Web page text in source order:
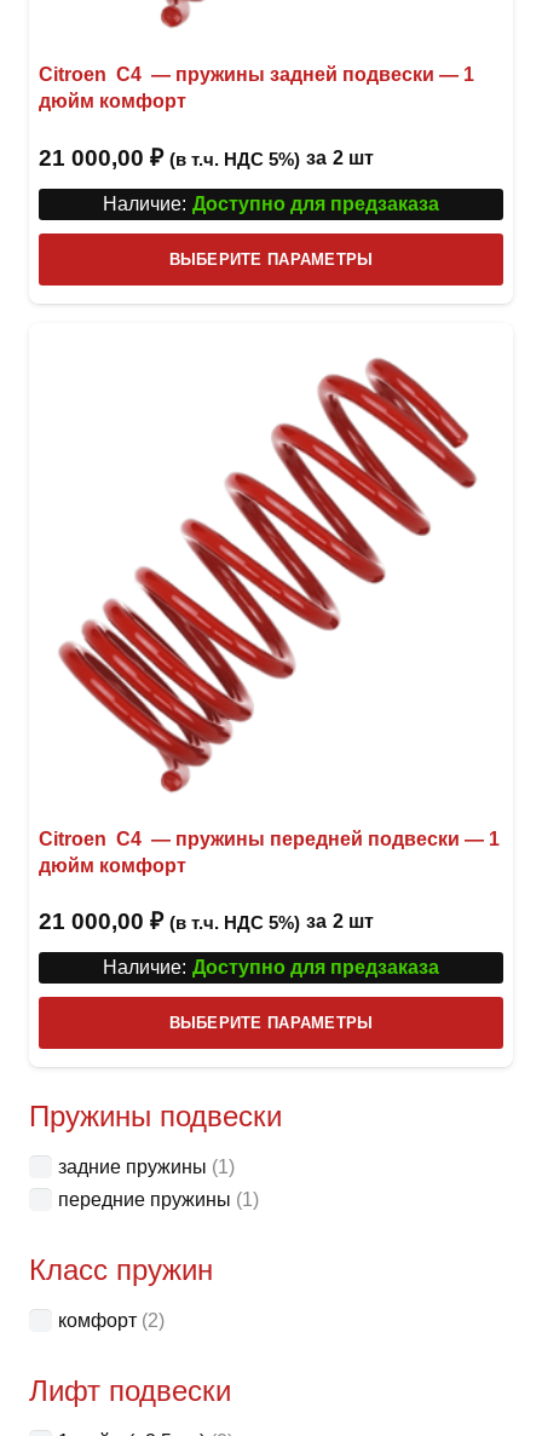
Citroen C4 — пружины задней подвески — 1
дюйм комфорт
21 000,00 ₽ (в т.ч. НДС 5%) за 2 шт
Наличие: Доступно для предзаказа
ВЫБЕРИТЕ ПАРАМЕТРЫ
товар
Citroen C4 — пружины передней подвески — 1
дюйм комфорт
21 000,00 ₽ (в т.ч. НДС 5%) за 2 шт
Наличие: Доступно для предзаказа
ВЫБЕРИТЕ ПАРАМЕТРЫ
товар
Пружины подвески
задние пружины (1)
передние пружины (1)
Класс пружин
комфорт (2)
Лифт подвески